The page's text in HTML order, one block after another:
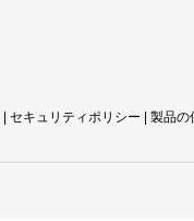
製品の
|
セキュリティポリシー
|